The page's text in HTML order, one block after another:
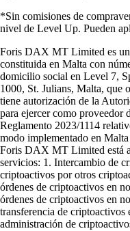
*Sin comisiones de
nivel de Level Up. Pueden
Foris DAX MT Limited es
constituida en Malta con
domicilio social en Level 7,
1000, St. Julians, Malta, que
tiene autorización de la
para ejercer como proveedor
Reglamento 2023/1114
modo implementado en
Foris DAX MT Limited está
servicios: 1. Intercambio de
criptoactivos por otros
órdenes de criptoactivos en
órdenes de criptoactivos en
transferencia de
administración de